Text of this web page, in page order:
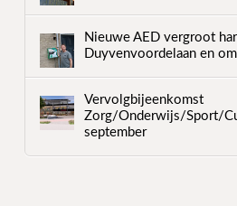
Nieuwe AED vergroot
Duyvenvoordelaan en
Vervolgbijeenkomst
Zorg/Onderwijs/Sport/
september